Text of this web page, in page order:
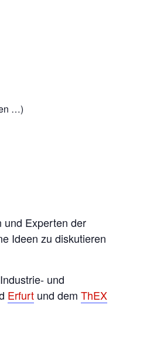
…)
und Experten der
Ideen zu diskutieren
und
Erfurt und dem ThEX